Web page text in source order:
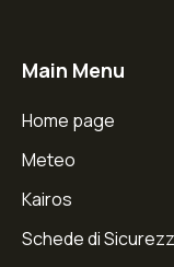
Main Menu
Home page
Meteo
Kairos
Schede di